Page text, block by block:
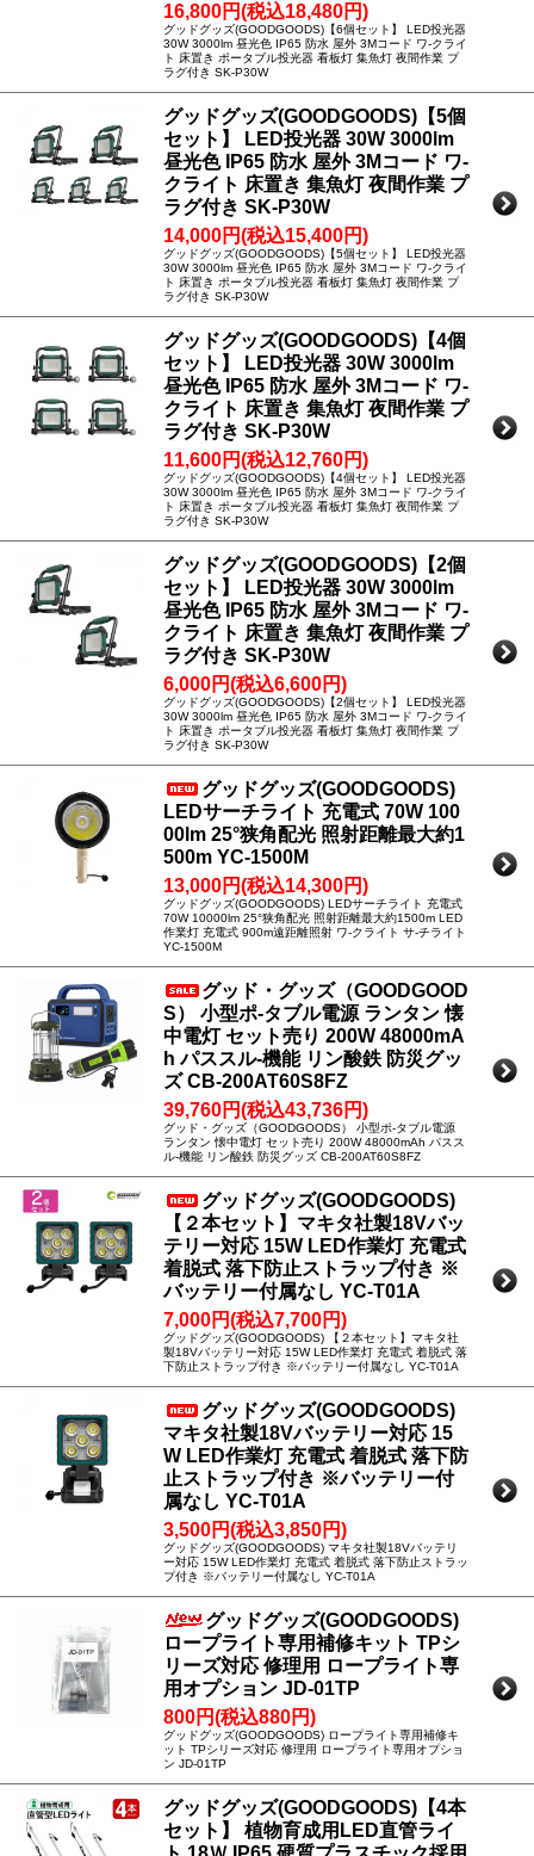
16,800円(税込18,480円)
グッドグッズ(GOODGOODS)【6個セット】 LED投光器
30W 3000lm 昼光色 IP65 防水 屋外 3Mコード ワ-クライ
ト 床置き ポータブル投光器 看板灯 集魚灯 夜間作業 プ
ラグ付き SK-P30W
グッドグッズ(GOODGOODS)【5個
セット】 LED投光器 30W 3000lm
昼光色 IP65 防水 屋外 3Mコード ワ-
クライト 床置き 集魚灯 夜間作業 プ
ラグ付き SK-P30W
14,000円(税込15,400円)
グッドグッズ(GOODGOODS)【5個セット】 LED投光器
30W 3000lm 昼光色 IP65 防水 屋外 3Mコード ワ-クライ
ト 床置き ポータブル投光器 看板灯 集魚灯 夜間作業 プ
ラグ付き SK-P30W
グッドグッズ(GOODGOODS)【4個
セット】 LED投光器 30W 3000lm
昼光色 IP65 防水 屋外 3Mコード ワ-
クライト 床置き 集魚灯 夜間作業 プ
ラグ付き SK-P30W
11,600円(税込12,760円)
グッドグッズ(GOODGOODS)【4個セット】 LED投光器
30W 3000lm 昼光色 IP65 防水 屋外 3Mコード ワ-クライ
ト 床置き ポータブル投光器 看板灯 集魚灯 夜間作業 プ
ラグ付き SK-P30W
グッドグッズ(GOODGOODS)【2個
セット】 LED投光器 30W 3000lm
昼光色 IP65 防水 屋外 3Mコード ワ-
クライト 床置き 集魚灯 夜間作業 プ
ラグ付き SK-P30W
6,000円(税込6,600円)
グッドグッズ(GOODGOODS)【2個セット】 LED投光器
30W 3000lm 昼光色 IP65 防水 屋外 3Mコード ワ-クライ
ト 床置き ポータブル投光器 看板灯 集魚灯 夜間作業 プ
ラグ付き SK-P30W
グッドグッズ(GOODGOODS)
LEDサーチライト 充電式 70W 100
00lm 25°狭角配光 照射距離最大約1
500m YC-1500M
13,000円(税込14,300円)
グッドグッズ(GOODGOODS) LEDサーチライト 充電式
70W 10000lm 25°狭角配光 照射距離最大約1500m LED
作業灯 充電式 900m遠距離照射 ワ-クライト サ-チライト
YC-1500M
グッド・グッズ（GOODGOOD
S） 小型ポ-タブル電源 ランタン 懐
中電灯 セット売り 200W 48000mA
h パススル-機能 リン酸鉄 防災グッ
ズ CB-200AT60S8FZ
39,760円(税込43,736円)
グッド・グッズ（GOODGOODS） 小型ポ-タブル電源
ランタン 懐中電灯 セット売り 200W 48000mAh パスス
ル-機能 リン酸鉄 防災グッズ CB-200AT60S8FZ
グッドグッズ(GOODGOODS)
【２本セット】マキタ社製18Vバッ
テリー対応 15W LED作業灯 充電式
着脱式 落下防止ストラップ付き ※
バッテリー付属なし YC-T01A
7,000円(税込7,700円)
グッドグッズ(GOODGOODS) 【２本セット】マキタ社
製18Vバッテリー対応 15W LED作業灯 充電式 着脱式 落
下防止ストラップ付き ※バッテリー付属なし YC-T01A
グッドグッズ(GOODGOODS)
マキタ社製18Vバッテリー対応 15
W LED作業灯 充電式 着脱式 落下防
止ストラップ付き ※バッテリー付
属なし YC-T01A
3,500円(税込3,850円)
グッドグッズ(GOODGOODS) マキタ社製18Vバッテリ
ー対応 15W LED作業灯 充電式 着脱式 落下防止ストラッ
プ付き ※バッテリー付属なし YC-T01A
グッドグッズ(GOODGOODS)
ロープライト専用補修キット TPシ
リーズ対応 修理用 ロープライト専
用オプション JD-01TP
800円(税込880円)
グッドグッズ(GOODGOODS) ロープライト専用補修キ
ット TPシリーズ対応 修理用 ロープライト専用オプショ
ン JD-01TP
グッドグッズ(GOODGOODS)【4本
セット】 植物育成用LED直管ライ